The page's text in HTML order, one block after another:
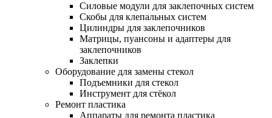
Силовые модули для заклепочных систем
Скобы для клепальных систем
Цилиндры для заклепочников
Матрицы, пуансоны и адаптеры для
заклепочников
Заклепки
Оборудование для замены стекол
Подъемники для стекол
Инструмент для стёкол
Ремонт пластика
Аппараты для ремонта пластика